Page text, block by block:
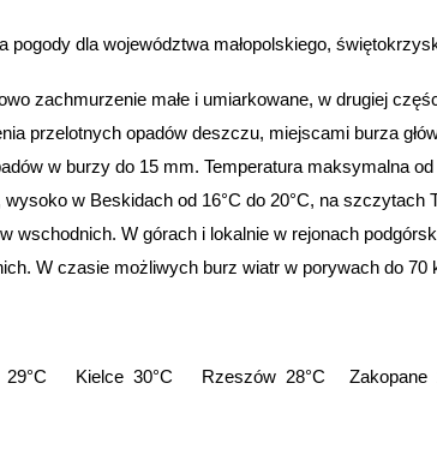
pogody dla województwa małopolskiego,
zachmurzenie małe i umiarkowane, w drugiej
przelotnych opadów deszczu, miejscami burza
w burzy do 15 mm. Temperatura maksymalna
wysoko w Beskidach od 16°C do 20°C, na szczytach
wschodnich. W górach i lokalnie w rejonach
W czasie możliwych burz wiatr w porywach do
29°C Kielce 30°C Rzeszów 28°C Zakopane